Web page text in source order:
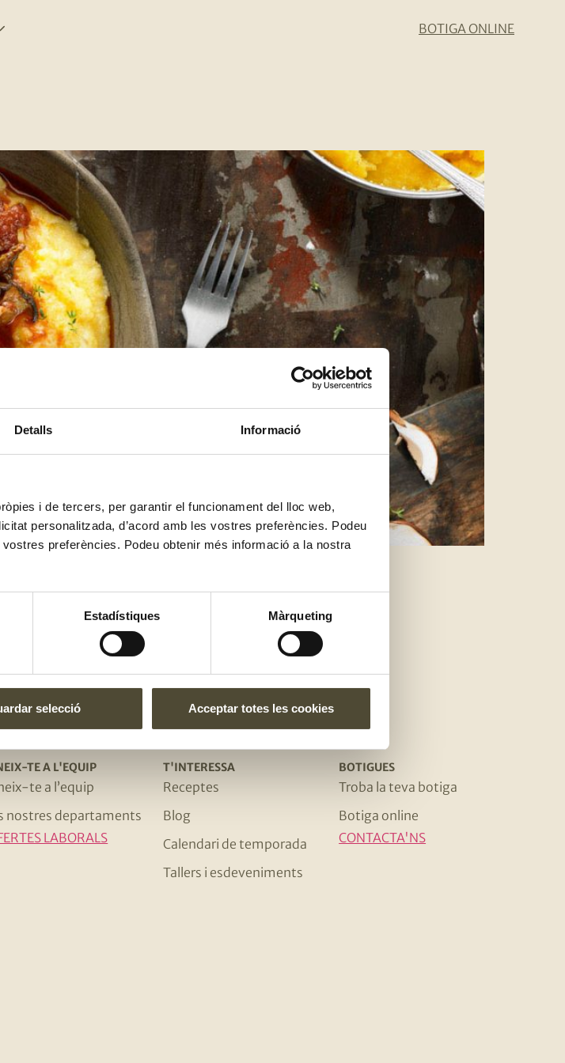
Detalls Informació
i de tercers, per garantir el funcionament del lloc web,
personalitzada, d’acord amb les vostres preferències. Podeu
preferències. Podeu obtenir més informació a la nostra
Estadístiques Màrqueting
selecció Acceptar totes les cookies
BOTIGA ONLINE
és nostre
TE A L'EQUIP
te a l’equip
nostres departaments
LABORALS
T'INTERESSA
Receptes
Blog
Calendari de temporada
Tallers i esdeveniments
BOTIGUES
Troba la teva botiga
Botiga online
CONTACTA'NS